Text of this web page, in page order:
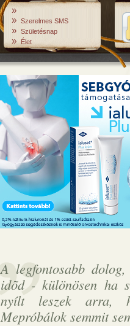
»
» Szerelmes SMS
» Születésnap
» Élet
A legfontosabb
idõd - különösen ha
nyílt leszek arra,
Mepróbálok semmit